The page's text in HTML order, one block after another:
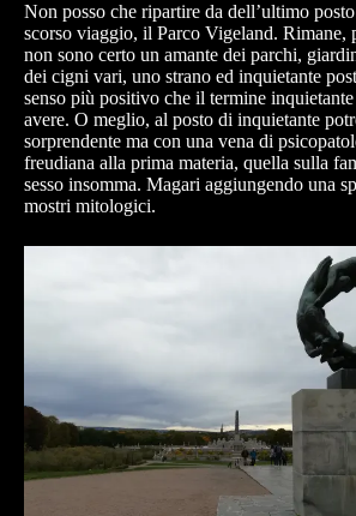
Non posso che ripartire da dell’ultimo
scorso viaggio, il Parco Vigeland. Rimane,
non sono certo un amante dei parchi,
dei cigni vari, uno strano ed inquietante
senso più positivo che il termine inquietante
avere. O meglio, al posto di inquietante
sorprendente ma con una vena di
freudiana alla prima materia, quella sulla
sesso insomma. Magari aggiungendo una
mostri mitologici.